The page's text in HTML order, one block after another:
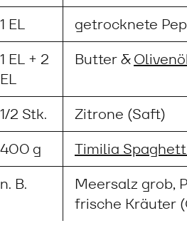
1 EL
getrocknete
1 EL + 2
EL
Butter &
1/2 Stk.
Zitrone (Saft)
400 g
Timilia
n. B.
Meersalz grob,
frische Kräuter